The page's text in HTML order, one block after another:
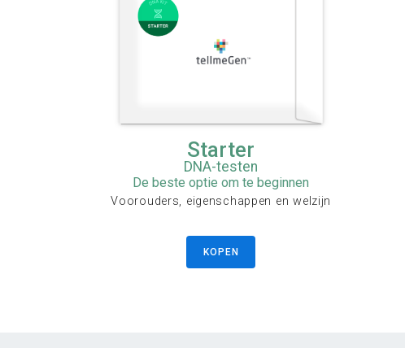
Starter
DNA-testen
De beste optie om te beginnen
Voorouders, eigenschappen en welzijn
KOPEN